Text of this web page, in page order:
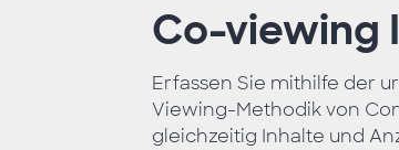
Co-viewing
Erfassen Sie mithilfe der
Viewing-Methodik von
gleichzeitig Inhalte und